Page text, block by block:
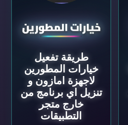
خيارات المطورين
طريقة تفعيل
خيارات المطورين
لاجهزة امازون و
تنزيل اي برنامج من
خارج متجر
التطبيقات